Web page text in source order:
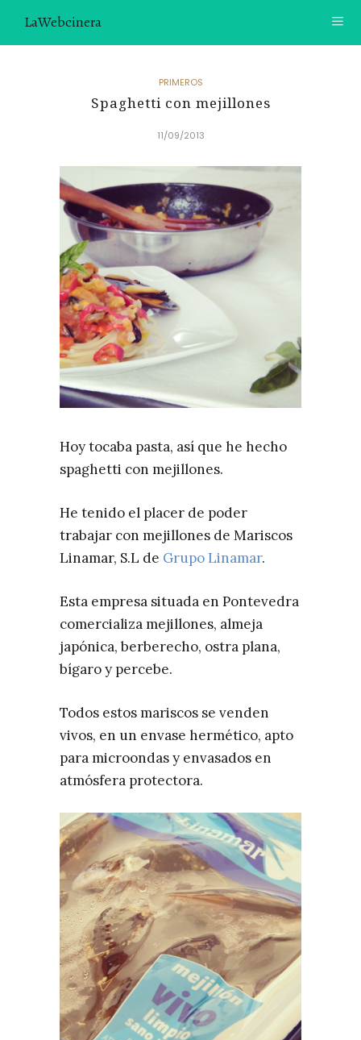
LaWebcinera
VIDEORECETAS
SOBRE MÍ
¿TE GUSTARÍA UNIRTE A NUESTRA AVENTURA GASTRON
ÚNETE A LA NEWSLETTER
RECOMENDACIONES
PRIMEROS
Spaghetti con mejillones
11/09/2013
Hoy tocaba pasta, así que he hecho
spaghetti con mejillones.
He tenido el placer de poder
trabajar con mejillones de Mariscos
Linamar, S.L de Grupo Linamar.
Esta empresa situada en Pontevedra
comercializa mejillones, almeja
japónica, berberecho, ostra plana,
bígaro y percebe.
Todos estos mariscos se venden
vivos, en un envase hermético, apto
para microondas y envasados en
atmósfera protectora.